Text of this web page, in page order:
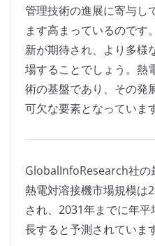
管理技術の進展に寄与し
ます高まっているのです
新が期待され、より多様
場することでしょう。熱
術の基盤であり、その発
可欠な要素となっています
GlobalInfoResearch社の
熱電対溶接機市場規模は
され、2031年までに年
長すると予測されています